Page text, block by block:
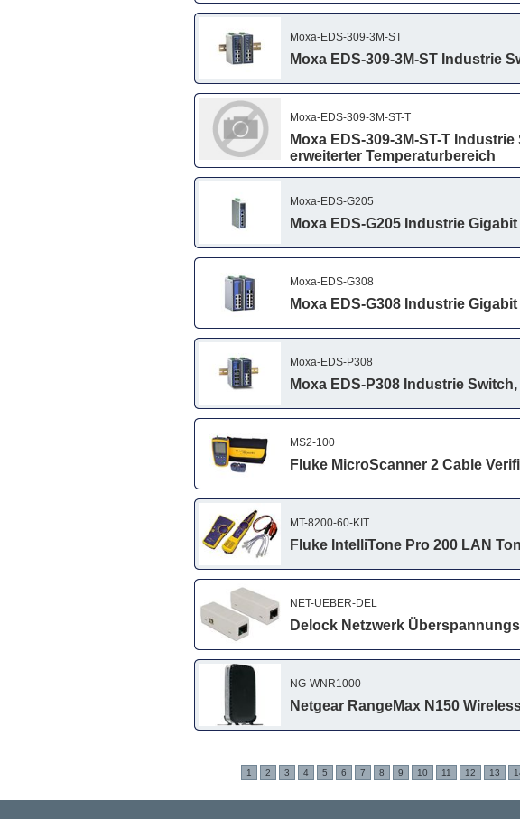
Moxa-EDS-309-3M-ST
Moxa EDS-309-3M-ST Industrie
Moxa-EDS-309-3M-ST-T
Moxa EDS-309-3M-ST-T
erweiterter Temperaturbereich
Moxa-EDS-G205
Moxa EDS-G205 Industrie
Moxa-EDS-G308
Moxa EDS-G308 Industrie
Moxa-EDS-P308
Moxa EDS-P308 Industrie
MS2-100
Fluke MicroScanner 2 Cable
MT-8200-60-KIT
Fluke IntelliTone Pro 200 LAN
NET-UEBER-DEL
Delock Netzwerk
NG-WNR1000
Netgear RangeMax N150
1
2 3 4 5 6 7 8 9 10 11 12 13